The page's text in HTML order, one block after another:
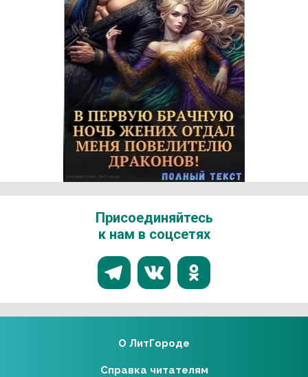
Присоединяйтесь
к нам в соцсетях
Реклама 16+ АО «ЛитГород»
О ЛитГороде
Справка читателям